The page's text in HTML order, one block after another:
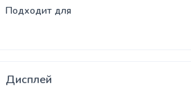
Подходит для
Дисплей